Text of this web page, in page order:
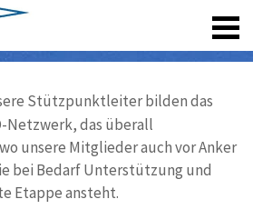
Stützpunktleiter bilden das
Netzwerk, das überall
unsere Mitglieder auch vor Anker
bei Bedarf Unterstützung und
Etappe ansteht.